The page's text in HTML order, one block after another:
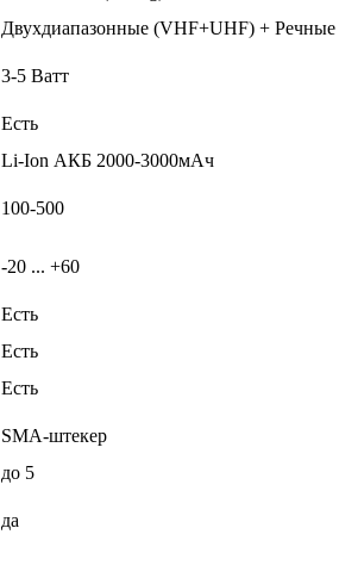
Двухдиапазонные (VHF+UHF) + Речные
3-5 Ватт
Есть
Li-Ion АКБ 2000-3000мАч
100-500
-20 ... +60
Есть
Есть
Есть
SMA-штекер
до 5
да